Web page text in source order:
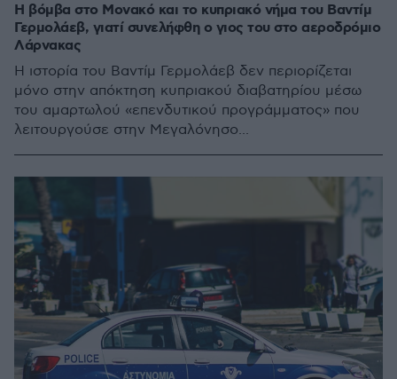
Η βόμβα στο Μονακό και το κυπριακό νήμα του Βαντίμ
Γερμολάεβ, γιατί συνελήφθη ο γιος του στο αεροδρόμιο
Λάρνακας
Η ιστορία του Βαντίμ Γερμολάεβ δεν περιορίζεται
μόνο στην απόκτηση κυπριακού διαβατηρίου μέσω
του αμαρτωλού «επενδυτικού προγράμματος» που
λειτουργούσε στην Μεγαλόνησο...